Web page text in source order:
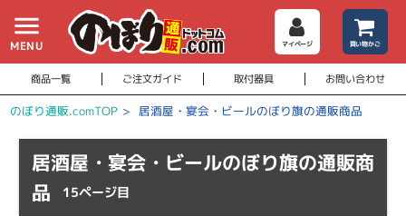
menu
MENU マイページ 買い物かご
商品一覧 ご注文ガイド 取付器具 お問い合わせ
のぼり通販.comTOP > 居酒屋・宴会・ビールのぼり旗の通販商品
居酒屋・宴会・ビールのぼり旗の通販商
品
15ページ目